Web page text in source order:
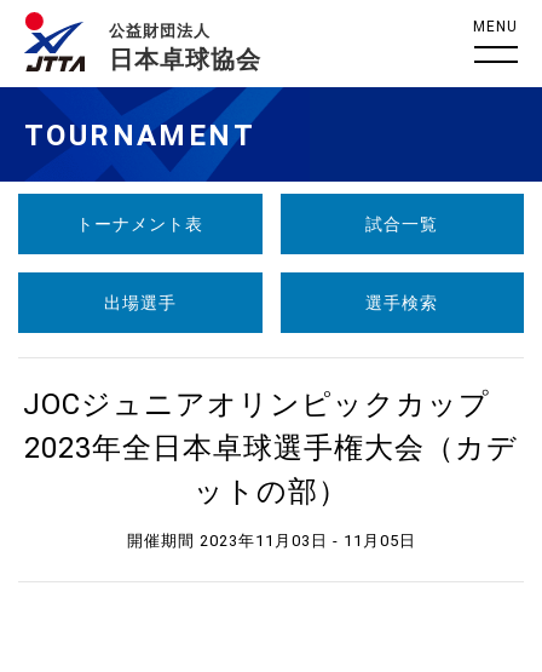
公益財団法人
日本卓球協会
MENU
TOURNAMENT
トーナメント表 試合一覧
出場選手 選手検索
JOCジュニアオリンピックカップ
2023年全日本卓球選手権大会（カデ
ットの部）
開催期間 2023年11月03日 - 11月05日